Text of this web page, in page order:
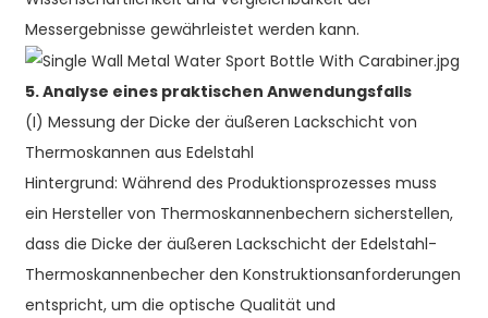
Messergebnisse gewährleistet werden kann.
5. Analyse eines praktischen Anwendungsfalls
(I) Messung der Dicke der äußeren Lackschicht von
Thermoskannen aus Edelstahl
Hintergrund: Während des Produktionsprozesses muss
ein Hersteller von Thermoskannenbechern sicherstellen,
dass die Dicke der äußeren Lackschicht der Edelstahl-
Thermoskannenbecher den Konstruktionsanforderungen
entspricht, um die optische Qualität und